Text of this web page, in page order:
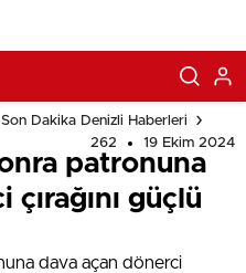
Dakika Denizli Haberleri
262
19 Ekim 2024
patronuna
güçlü